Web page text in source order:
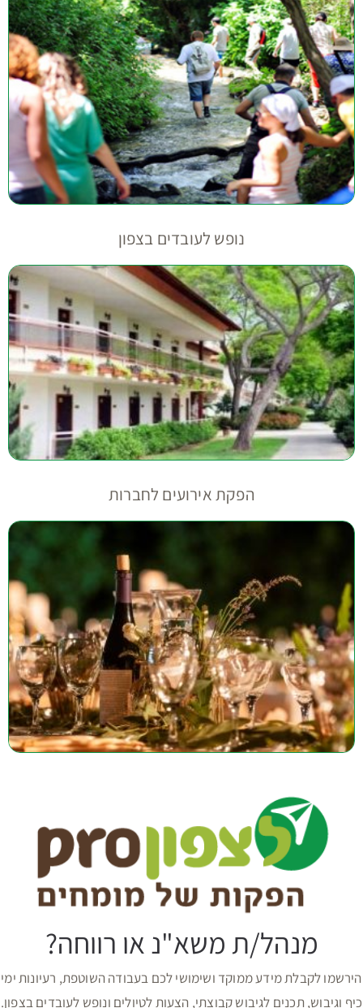
נופש לעובדים בצפון
הפקת אירועים לחברות
מנהל/ת משא"נ או רווחה?
הירשמו לקבלת מידע ממוקד ושימושי לכם בעבודה השוטפת, רעיונות ימי
כיף וגיבוש, תכנים לגיבוש קבוצתי, הצעות לטיולים ונופש לעובדים בצפון.